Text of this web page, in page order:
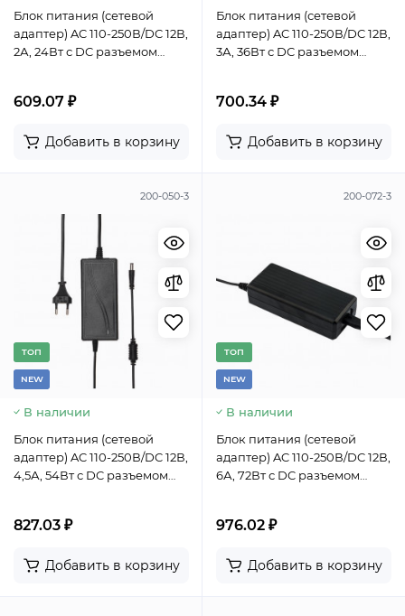
Блок питания (сетевой
адаптер) AC 110-250В/DC 12В,
2А, 24Вт с DC разъемом
609.07 ₽
Добавить в корзину
Блок питания (сетевой
адаптер) AC 110-250В/DC 12В,
3А, 36Вт с DC разъемом
700.34 ₽
Добавить в корзину
200-050-3
TОП
NEW
В наличии
Блок питания (сетевой
адаптер) AC 110-250В/DC 12В,
4,5А, 54Вт с DC разъемом
827.03 ₽
Добавить в корзину
200-072-3
TОП
NEW
В наличии
Блок питания (сетевой
адаптер) AC 110-250В/DC 12В,
6А, 72Вт с DC разъемом
976.02 ₽
Добавить в корзину